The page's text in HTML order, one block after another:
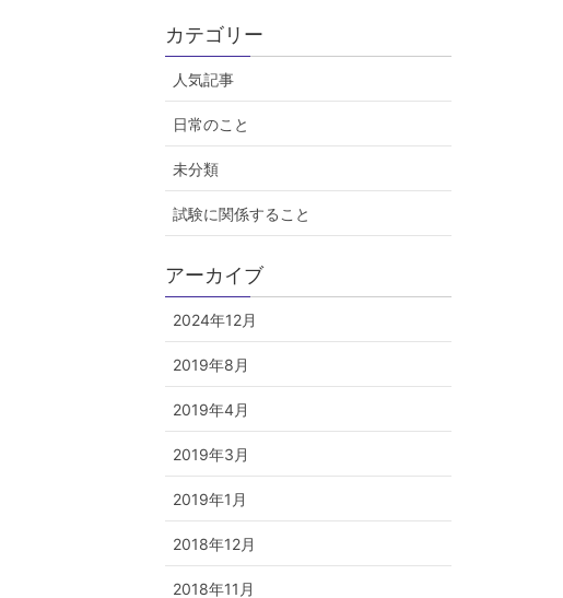
カテゴリー
人気記事
日常のこと
未分類
試験に関係すること
アーカイブ
2024年12月
2019年8月
2019年4月
2019年3月
2019年1月
2018年12月
2018年11月